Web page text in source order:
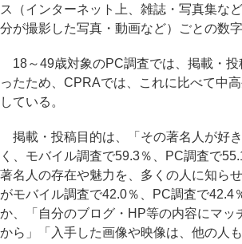
ス（インターネット上、雑誌・写真集な
分が撮影した写真・動画など）ごとの数
18～49歳対象のPC調査では、掲載・投
ったため、CPRAでは、これに比べて中
している。
掲載・投稿目的は、「その著名人が好
く、モバイル調査で59.3％、PC調査で
著名人の存在や魅力を、多くの人に知ら
がモバイル調査で42.0％、PC調査で42.4
か、「自分のブログ・HP等の内容にマッ
から」「入手した画像や映像は、他の人